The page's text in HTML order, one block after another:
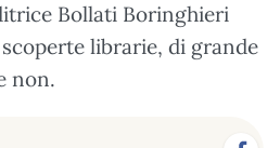
Bollati Boringhieri
librarie, di grande
non.